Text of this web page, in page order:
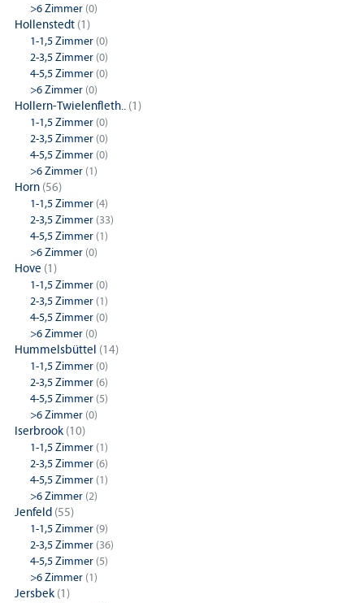
>6 Zimmer (0)
Hollenstedt (1)
1-1,5 Zimmer (0)
2-3,5 Zimmer (0)
4-5,5 Zimmer (0)
>6 Zimmer (0)
Hollern-Twielenfleth.. (1)
1-1,5 Zimmer (0)
2-3,5 Zimmer (0)
4-5,5 Zimmer (0)
>6 Zimmer (1)
Horn (56)
1-1,5 Zimmer (4)
2-3,5 Zimmer (33)
4-5,5 Zimmer (1)
>6 Zimmer (0)
Hove (1)
1-1,5 Zimmer (0)
2-3,5 Zimmer (1)
4-5,5 Zimmer (0)
>6 Zimmer (0)
Hummelsbüttel (14)
1-1,5 Zimmer (0)
2-3,5 Zimmer (6)
4-5,5 Zimmer (5)
>6 Zimmer (0)
Iserbrook (10)
1-1,5 Zimmer (1)
2-3,5 Zimmer (6)
4-5,5 Zimmer (1)
>6 Zimmer (2)
Jenfeld (55)
1-1,5 Zimmer (9)
2-3,5 Zimmer (36)
4-5,5 Zimmer (5)
>6 Zimmer (1)
Jersbek (1)